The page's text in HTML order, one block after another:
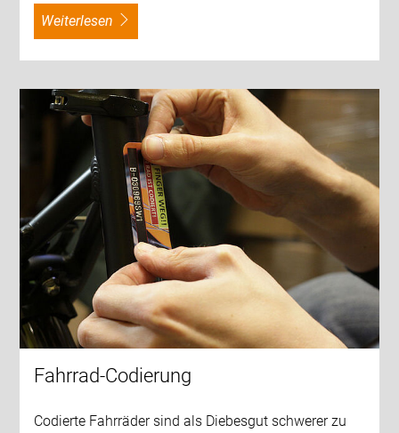
weiterlesen
Fahrrad-Codierung
Codierte Fahrräder sind als Diebesgut schwerer zu